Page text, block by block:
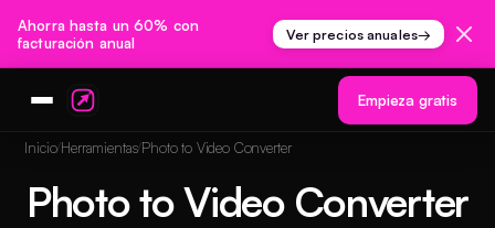
Ahorra hasta un 60% con
facturación anual
Ver precios anuales→
Empieza gratis
Inicio Herramientas Photo to Video Converter
Photo to Video Converter